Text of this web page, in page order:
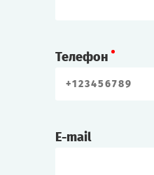
Телефон
E-mail